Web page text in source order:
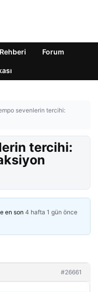
Forum
sevenlerin tercihi:
tercihi:
en son 4 hafta 1 gün önce
#26661